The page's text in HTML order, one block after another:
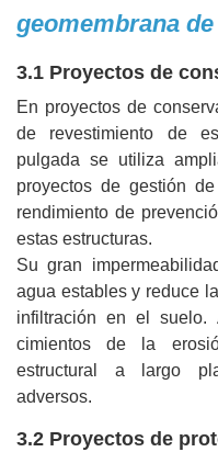
geomembrana
3.1 Proyectos de
En proyectos de
de revestimiento de
pulgada se utiliza
proyectos de gestión
rendimiento de
estas estructuras.
Su gran
agua estables y reduce
infiltración en el suelo.
cimientos de la
estructural a largo
adversos.
3.2 Proyectos de